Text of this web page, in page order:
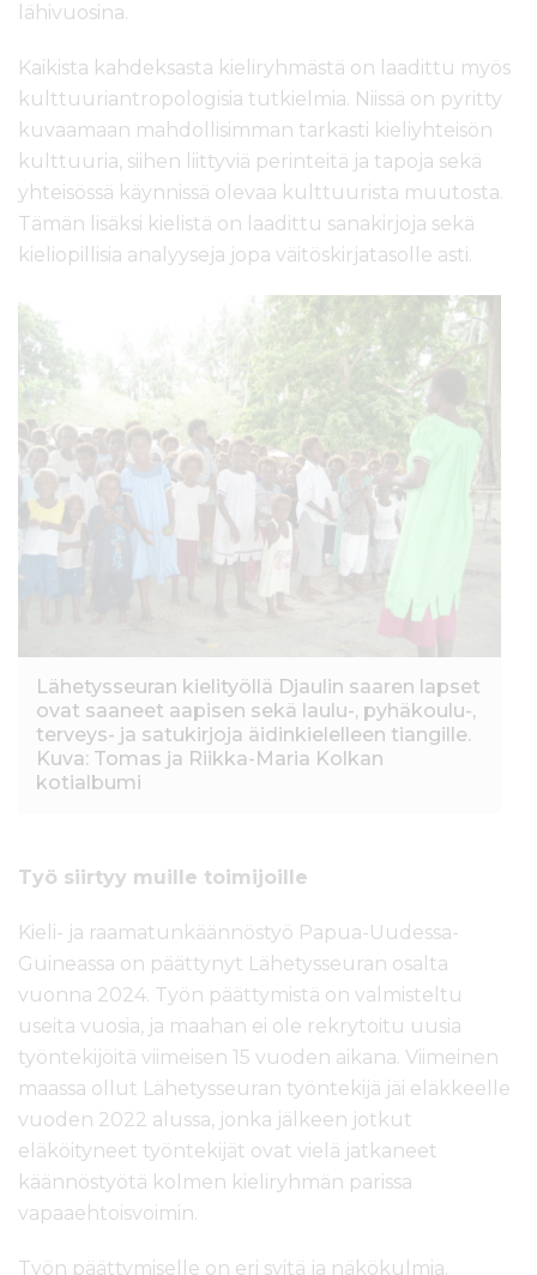
lähivuosina.
Kaikista kahdeksasta kieliryhmästä on laadittu myös
kulttuuriantropologisia tutkielmia. Niissä on pyritty
kuvaamaan mahdollisimman tarkasti kieliyhteisön
kulttuuria, siihen liittyviä perinteitä ja tapoja sekä
yhteisössä käynnissä olevaa kulttuurista muutosta.
Tämän lisäksi kielistä on laadittu sanakirjoja sekä
kieliopillisia analyyseja jopa väitöskirjatasolle asti.
Lähetysseuran kielityöllä Djaulin saaren lapset
ovat saaneet aapisen sekä laulu-, pyhäkoulu-,
terveys- ja satukirjoja äidinkielelleen tiangille.
Kuva: Tomas ja Riikka-Maria Kolkan
kotialbumi
Työ siirtyy muille toimijoille
Kieli- ja raamatunkäännöstyö Papua-Uudessa-
Guineassa on päättynyt Lähetysseuran osalta
vuonna 2024. Työn päättymistä on valmisteltu
useita vuosia, ja maahan ei ole rekrytoitu uusia
työntekijöitä viimeisen 15 vuoden aikana. Viimeinen
maassa ollut Lähetysseuran työntekijä jäi eläkkeelle
vuoden 2022 alussa, jonka jälkeen jotkut
eläköityneet työntekijät ovat vielä jatkaneet
käännöstyötä kolmen kieliryhmän parissa
vapaaehtoisvoimin.
Työn päättymiselle on eri syitä ja näkökulmia.